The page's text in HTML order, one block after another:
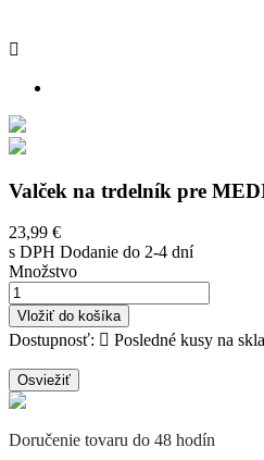

Valček na trdelník pre
23,99 €
s DPH Dodanie do 2-4 dní
Množstvo
Vložiť do košíka
Dostupnosť:  Posledné kusy na
Doručenie tovaru do 48 hodín